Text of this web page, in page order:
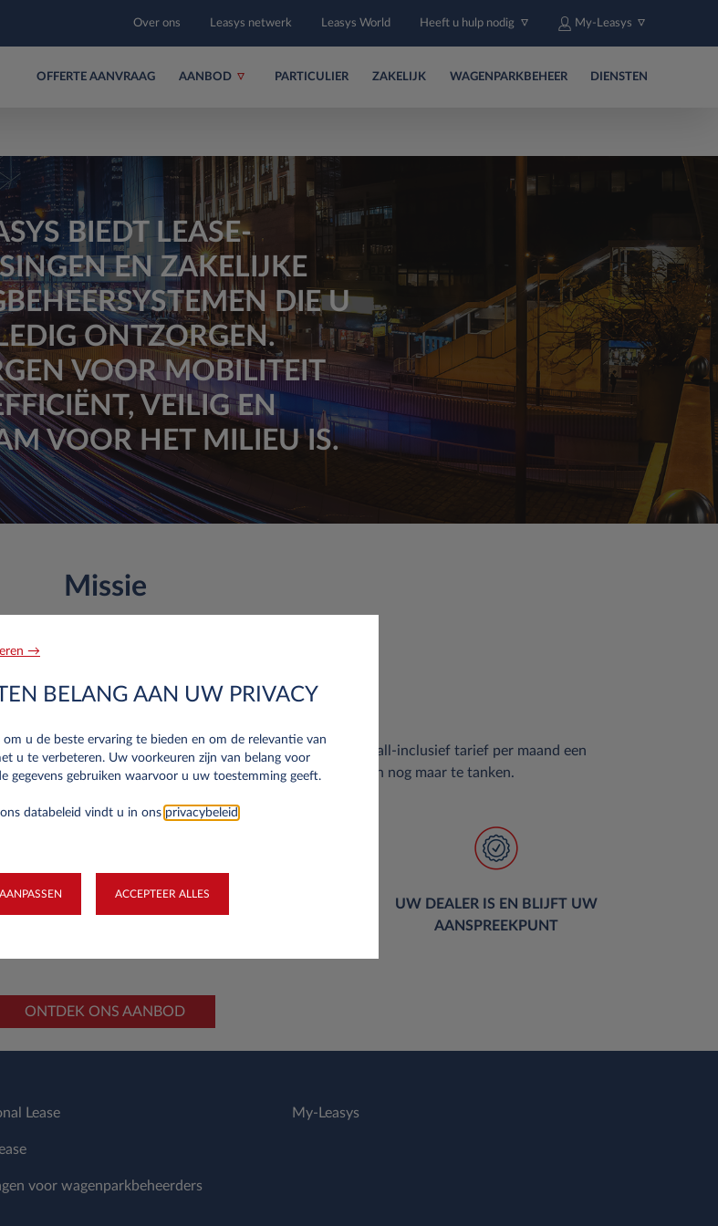
Over ons Leasys netwerk Leasys World Heeft u hulp nodig My-Leasys
OFFERTE AANVRAAG AANBOD PARTICULIER ZAKELIJK WAGENPARKBEHEER DIENSTEN
BIEDT LEASE-
EN ZAKELIJKE
DIE U
ONTZORGEN.
VOOR MOBILITEIT
VEILIG EN
VOOR HET MILIEU IS.
Missie
van de voordelen van een leaseauto. Voor een vast all-inclusief tarief per maand een
alleen nog bijtelling bij. Particuliere rijders hoeven alleen nog maar te tanken.
UW DEALER IS EN BLIJFT UW
AANSPREEKPUNT
ONTDEK ONS AANBOD
Lease
voor wagenparkbeheerders
My-Leasys
→
BELANG AAN UW PRIVACY
u de beste ervaring te bieden en om de relevantie van
u te verbeteren. Uw voorkeuren zijn van belang voor
gegevens gebruiken waarvoor u uw toestemming geeft.
databeleid vindt u in ons privacybeleid
AANPASSEN ACCEPTEER ALLES